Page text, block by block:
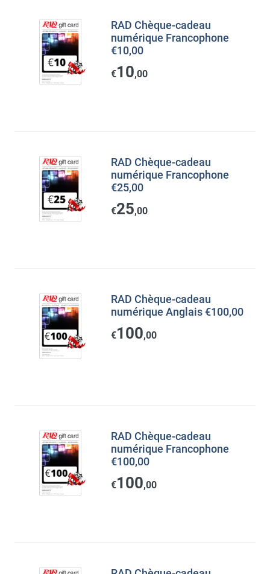
RAD Chèque-cadeau
numérique Francophone
€10,00
€10,00
RAD Chèque-cadeau
numérique Francophone
€25,00
€25,00
RAD Chèque-cadeau
numérique Anglais €100,00
€100,00
RAD Chèque-cadeau
numérique Francophone
€100,00
€100,00